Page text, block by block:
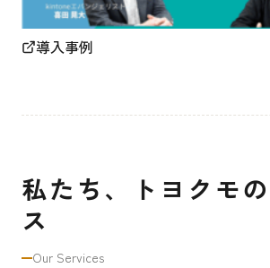
導入事例
私たち、トヨクモ
ス
Our Services